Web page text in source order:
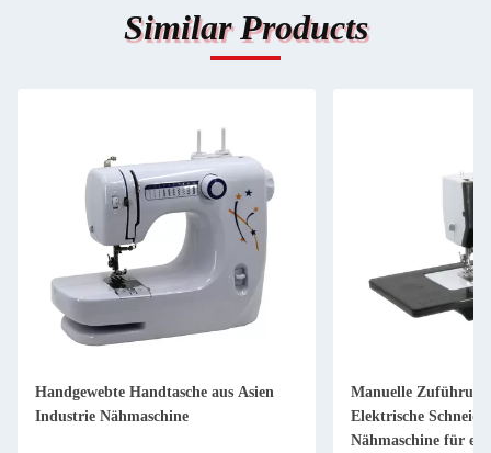
Similar Products
Handgewebte Handtasche aus Asien
Industrie Nähmaschine
Manuelle Zuführung
Elektrische
Nähmaschine für